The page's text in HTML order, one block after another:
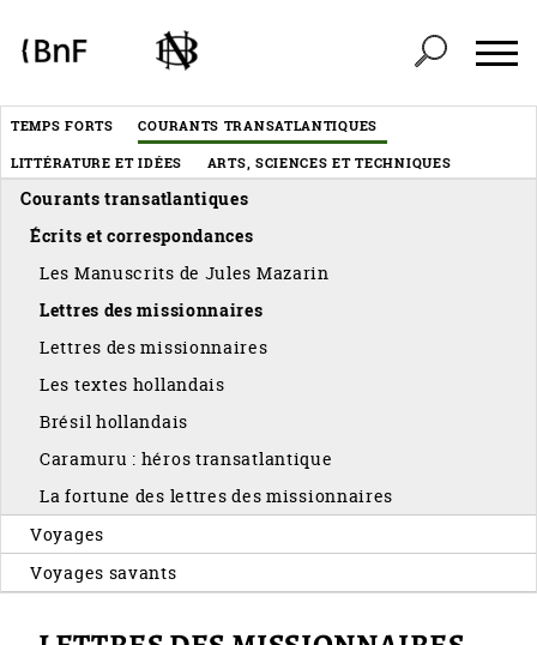
Menu
éditorial
TEMPS FORTS COURANTS TRANSATLANTIQUES
LITTÉRATURE ET IDÉES ARTS, SCIENCES ET TECHNIQUES
Courants transatlantiques
Écrits et correspondances
Les Manuscrits de Jules Mazarin
Lettres des missionnaires
Lettres des missionnaires
Les textes hollandais
Brésil hollandais
Caramuru : héros transatlantique
La fortune des lettres des missionnaires
Voyages
Voyages savants